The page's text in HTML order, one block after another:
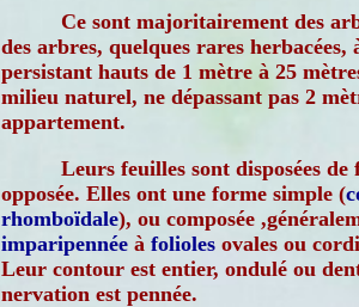
Ce sont majoritairement des
des arbres, quelques rares herbacées,
persistant hauts de 1 mètre à 25
milieu naturel, ne dépassant pas 2
appartement.
Leurs feuilles sont disposées de
opposée. Elles ont une forme simple (
rhomboïdale), ou composée
imparipennée à folioles ovales ou
Leur contour est entier, ondulé ou
nervation est pennée.